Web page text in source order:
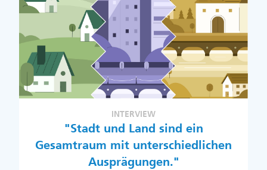
INTERVIEW
"Stadt und Land sind ein
Gesamtraum mit unterschiedlichen
Ausprägungen."